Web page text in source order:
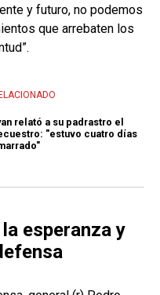
y futuro, no podemos
que arrebaten los
relató a su padrastro el
"estuvo cuatro días
esperanza y